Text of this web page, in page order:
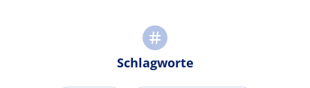
Schlagworte